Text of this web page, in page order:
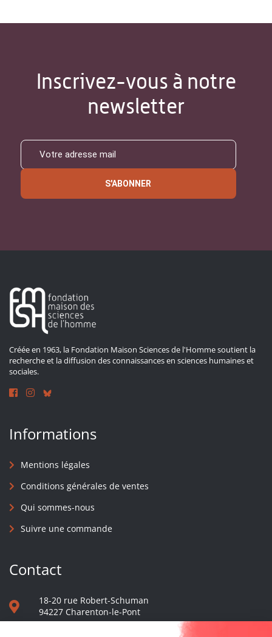
Inscrivez-vous à notre
newsletter
S'ABONNER
Créée en 1963, la Fondation Maison Sciences de l'Homme soutient la
recherche et la diffusion des connaissances en sciences humaines et
sociales.
Informations
Mentions légales
Conditions générales de ventes
Qui sommes-nous
Suivre une commande
Contact
18-20 rue Robert-Schuman
94227 Charenton-le-Pont